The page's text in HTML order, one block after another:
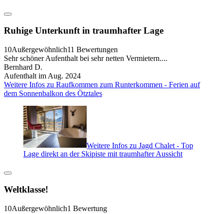
Ruhige Unterkunft in traumhafter Lage
10Außergewöhnlich11 Bewertungen
Sehr schöner Aufenthalt bei sehr netten Vermietern....
Bernhard D.
Aufenthalt im Aug. 2024
Weitere Infos zu Raufkommen zum Runterkommen - Ferien auf
dem Sonnenbalkon des Ötztales
Weitere Infos zu Jagd Chalet - Top
Lage direkt an der Skipiste mit traumhafter Aussicht
Weltklasse!
10Außergewöhnlich1 Bewertung